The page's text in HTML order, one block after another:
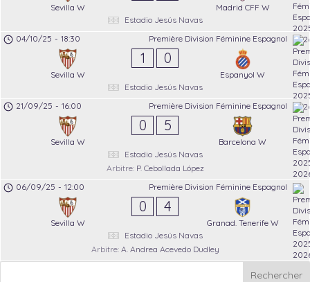
Sevilla W
Madrid CFF W
Estadio Jesús Navas
Première Division Féminine Espagnol
04/10/25 - 18:30
Sevilla W
1 0
Espanyol W
Estadio Jesús Navas
Première Division Féminine Espagnol
21/09/25 - 16:00
Sevilla W
0 5
Barcelona W
Estadio Jesús Navas
Arbitre: P. Cebollada López
Première Division Féminine Espagnol
06/09/25 - 12:00
Sevilla W
0 4
Granad. Tenerife W
Estadio Jesús Navas
Arbitre: A. Andrea Acevedo Dudley
Rechercher